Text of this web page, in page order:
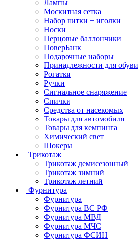
Лампы
Москитная сетка
Набор нитки + иголки
Носки
Перцовые баллончики
ПоверБанк
Подарочные наборы
Принадлежности для обуви
Рогатки
Ручки
Сигнальное снаряжение
Спички
Средства от насекомых
Товары для автомобиля
Товары для кемпинга
Химический свет
Шокеры
Трикотаж
Трикотаж демисезонный
Трикотаж зимний
Трикотаж летний
Фурнитура
Фурнитура
Фурнитура ВС РФ
Фурнитура МВД
Фурнитура МЧС
Фурнитура ФСИН